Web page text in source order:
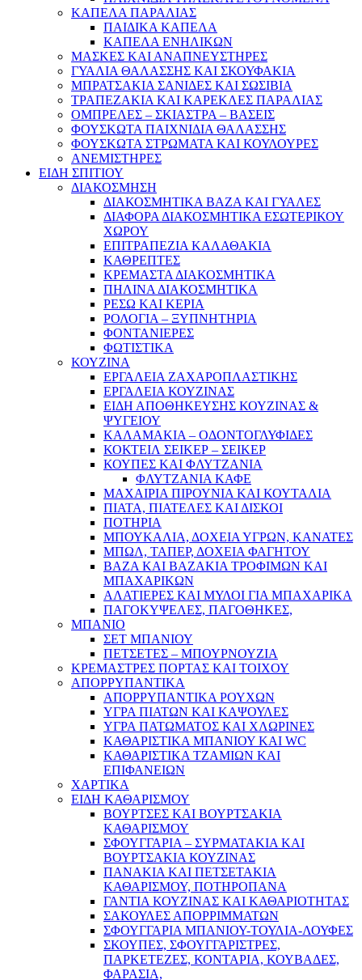
ΚΑΠΕΛΑ ΠΑΡΑΛΙΑΣ
ΠΑΙΔΙΚΑ ΚΑΠΕΛΑ
ΚΑΠΕΛΑ ΕΝΗΛΙΚΩΝ
ΜΑΣΚΕΣ ΚΑΙ ΑΝΑΠΝΕΥΣΤΗΡΕΣ
ΓΥΑΛΙΑ ΘΑΛΑΣΣΗΣ ΚΑΙ ΣΚΟΥΦΑΚΙΑ
ΜΠΡΑΤΣΑΚΙΑ ΣΑΝΙΔΕΣ ΚΑΙ ΣΩΣΙΒΙΑ
ΤΡΑΠΕΖΑΚΙΑ ΚΑΙ ΚΑΡΕΚΛΕΣ ΠΑΡΑΛΙΑΣ
ΟΜΠΡΕΛΕΣ – ΣΚΙΑΣΤΡΑ – ΒΑΣΕΙΣ
ΦΟΥΣΚΩΤΑ ΠΑΙΧΝΙΔΙΑ ΘΑΛΑΣΣΗΣ
ΦΟΥΣΚΩΤΑ ΣΤΡΩΜΑΤΑ ΚΑΙ ΚΟΥΛΟΥΡΕΣ
ΑΝΕΜΙΣΤΗΡΕΣ
ΕΙΔΗ ΣΠΙΤΙΟΥ
ΔΙΑΚΟΣΜΗΣΗ
ΔΙΑΚΟΣΜΗΤΙΚΑ ΒΑΖΑ ΚΑΙ ΓΥΑΛΕΣ
ΔΙΑΦΟΡΑ ΔΙΑΚΟΣΜΗΤΙΚΑ ΕΣΩΤΕΡΙΚΟΥ
ΧΩΡΟΥ
ΕΠΙΤΡΑΠΕΖΙΑ ΚΑΛΑΘΑΚΙΑ
ΚΑΘΡΕΠΤΕΣ
ΚΡΕΜΑΣΤΑ ΔΙΑΚΟΣΜΗΤΙΚΑ
ΠΗΛΙΝΑ ΔΙΑΚΟΣΜΗΤΙΚΑ
ΡΕΣΩ ΚΑΙ ΚΕΡΙΑ
ΡΟΛΟΓΙΑ – ΞΥΠΝΗΤΗΡΙΑ
ΦΟΝΤΑΝΙΕΡΕΣ
ΦΩΤΙΣΤΙΚΑ
ΚΟΥΖΙΝΑ
ΕΡΓΑΛΕΙΑ ΖΑΧΑΡΟΠΛΑΣΤΙΚΗΣ
ΕΡΓΑΛΕΙΑ ΚΟΥΖΙΝΑΣ
ΕΙΔΗ ΑΠΟΘΗΚΕΥΣΗΣ ΚΟΥΖΙΝΑΣ &
ΨΥΓΕΙΟΥ
ΚΑΛΑΜΑΚΙΑ – ΟΔΟΝΤΟΓΛΥΦΙΔΕΣ
ΚΟΚΤΕΙΛ ΣΕΙΚΕΡ – ΣΕΙΚΕΡ
ΚΟΥΠΕΣ ΚΑΙ ΦΛΥΤΖΑΝΙΑ
ΦΛΥΤΖΑΝΙΑ ΚΑΦΕ
ΜΑΧΑΙΡΙΑ ΠΙΡΟΥΝΙΑ ΚΑΙ ΚΟΥΤΑΛΙΑ
ΠΙΑΤΑ, ΠΙΑΤΕΛΕΣ ΚΑΙ ΔΙΣΚΟΙ
ΠΟΤΗΡΙΑ
ΜΠΟΥΚΑΛΙΑ, ΔΟΧΕΙΑ ΥΓΡΩΝ, ΚΑΝΑΤΕΣ
ΜΠΩΛ, ΤΑΠΕΡ, ΔΟΧΕΙΑ ΦΑΓΗΤΟΥ
ΒΑΖΑ ΚΑΙ ΒΑΖΑΚΙΑ ΤΡΟΦΙΜΩΝ ΚΑΙ
ΜΠΑΧΑΡΙΚΩΝ
ΑΛΑΤΙΕΡΕΣ ΚΑΙ ΜΥΛΟΙ ΓΙΑ ΜΠΑΧΑΡΙΚΑ
ΠΑΓΟΚΥΨΕΛΕΣ, ΠΑΓΟΘΗΚΕΣ,
ΜΠΑΝΙΟ
ΣΕΤ ΜΠΑΝΙΟΥ
ΠΕΤΣΕΤΕΣ – ΜΠΟΥΡΝΟΥΖΙΑ
ΚΡΕΜΑΣΤΡΕΣ ΠΟΡΤΑΣ ΚΑΙ ΤΟΙΧΟΥ
ΑΠΟΡΡΥΠΑΝΤΙΚΑ
ΑΠΟΡΡΥΠΑΝΤΙΚΑ ΡΟΥΧΩΝ
ΥΓΡΑ ΠΙΑΤΩΝ ΚΑΙ ΚΑΨΟΥΛΕΣ
ΥΓΡΑ ΠΑΤΩΜΑΤΟΣ ΚΑΙ ΧΛΩΡΙΝΕΣ
ΚΑΘΑΡΙΣΤΙΚΑ ΜΠΑΝΙΟΥ ΚΑΙ WC
ΚΑΘΑΡΙΣΤΙΚΑ ΤΖΑΜΙΩΝ ΚΑΙ
ΕΠΙΦΑΝΕΙΩΝ
ΧΑΡΤΙΚΑ
ΕΙΔΗ ΚΑΘΑΡΙΣΜΟΥ
ΒΟΥΡΤΣΕΣ ΚΑΙ ΒΟΥΡΤΣΑΚΙΑ
ΚΑΘΑΡΙΣΜΟΥ
ΣΦΟΥΓΓΑΡΙΑ – ΣΥΡΜΑΤΑΚΙΑ ΚΑΙ
ΒΟΥΡΤΣΑΚΙΑ ΚΟΥΖΙΝΑΣ
ΠΑΝΑΚΙΑ ΚΑΙ ΠΕΤΣΕΤΑΚΙΑ
ΚΑΘΑΡΙΣΜΟΥ, ΠΟΤΗΡΟΠΑΝΑ
ΓΑΝΤΙΑ ΚΟΥΖΙΝΑΣ ΚΑΙ ΚΑΘΑΡΙΟΤΗΤΑΣ
ΣΑΚΟΥΛΕΣ ΑΠΟΡΡΙΜΜΑΤΩΝ
ΣΦΟΥΓΓΑΡΙΑ ΜΠΑΝΙΟΥ-ΤΟΥΛΙΑ-ΛΟΥΦΕΣ
ΣΚΟΥΠΕΣ, ΣΦΟΥΓΓΑΡΙΣΤΡΕΣ,
ΠΑΡΚΕΤΕΖΕΣ, ΚΟΝΤΑΡΙΑ, ΚΟΥΒΑΔΕΣ,
ΦΑΡΑΣΙΑ,